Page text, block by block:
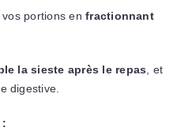
vos portions enfractionnant
la sieste après le repas , et
digestive.
: